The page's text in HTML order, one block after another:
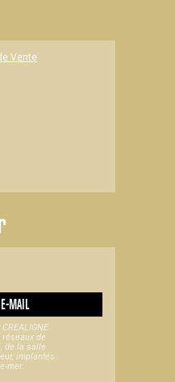
Vente
E-MAIL
de
de la salle
implantés
mer.